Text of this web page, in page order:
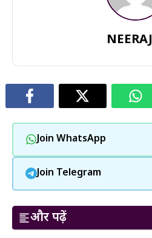
NEERAJ
Join WhatsApp
Join Telegram
और पढ़ें